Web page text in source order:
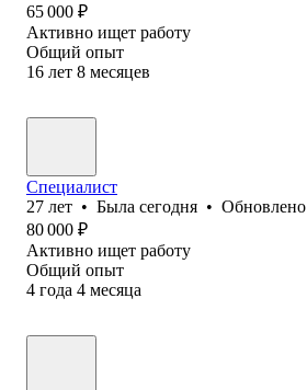
65 000 ₽
Активно ищет работу
Общий опыт
16 лет 8 месяцев
Специалист
27 лет • Была сегодня • Обновлено
80 000 ₽
Активно ищет работу
Общий опыт
4 года 4 месяца